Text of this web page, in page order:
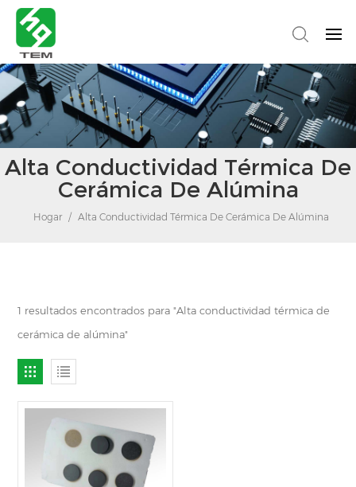
Alta Conductividad Térmica De
Cerámica De Alúmina
Hogar / Alta Conductividad Térmica De Cerámica De Alúmina
1 resultados encontrados para "Alta conductividad térmica de
cerámica de alúmina"